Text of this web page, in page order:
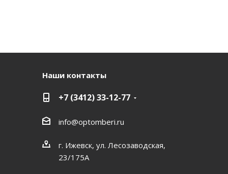
Наши контакты
+7 (3412) 33-12-77
info@optomberi.ru
г. Ижевск, ул. Лесозаводская,
23/175А